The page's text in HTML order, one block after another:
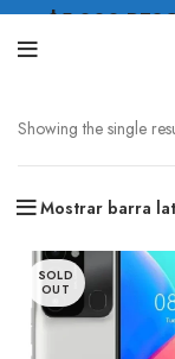
Showing the single
Mostrar barra
SOLD
OUT
$5.000